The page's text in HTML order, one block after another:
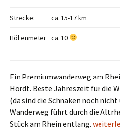
Strecke: ca. 15-17 km
Höhenmeter ca. 10
Ein Premiumwanderweg am
Hördt. Beste Jahreszeit für die
(da sind die Schnaken noch
Wanderweg führt durch die
Stück am Rhein entlang.